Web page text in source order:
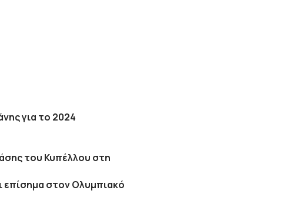
για το 2024
του Κυπέλλου στη
επίσημα στον Ολυμπιακό